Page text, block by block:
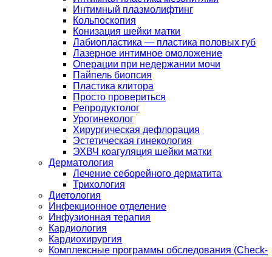
Интимный плазмолифтинг
Кольпоскопия
Конизация шейки матки
Лабиопластика — пластика половых губ
Лазерное интимное омоложение
Операции при недержании мочи
Пайпель биопсия
Пластика клитора
Просто провериться
Репродуктолог
Урогинеколог
Хирургическая дефлорация
Эстетическая гинекология
ЭХВЧ коагуляция шейки матки
Дерматология
Лечение себорейного дерматита
Трихология
Диетология
Инфекционное отделение
Инфузионная терапия
Кардиология
Кардиохирургия
Комплексные программы обследования (Check-